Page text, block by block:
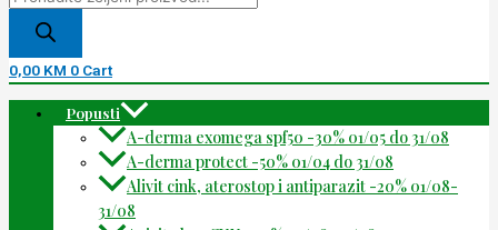
0,00 KM 0 Cart
Popusti
A-derma exomega spf50 -30% 01/05 do 31/08
A-derma protect -50% 01/04 do 31/08
Alivit cink, aterostop i antiparazit -20% 01/08-
31/08